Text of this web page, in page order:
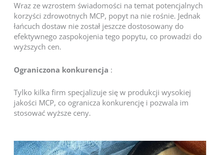
Wraz ze wzrostem świadomości na temat potencjalnych
korzyści zdrowotnych MCP, popyt na nie rośnie. Jednak
łańcuch dostaw nie został jeszcze dostosowany do
efektywnego zaspokojenia tego popytu, co prowadzi do
wyższych cen.
Ograniczona konkurencja :
Tylko kilka firm specjalizuje się w produkcji wysokiej
jakości MCP, co ogranicza konkurencję i pozwala im
stosować wyższe ceny.